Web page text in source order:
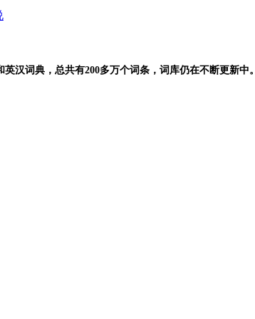
汉词典，总共有200多万个词条，词库仍在不断更新中。